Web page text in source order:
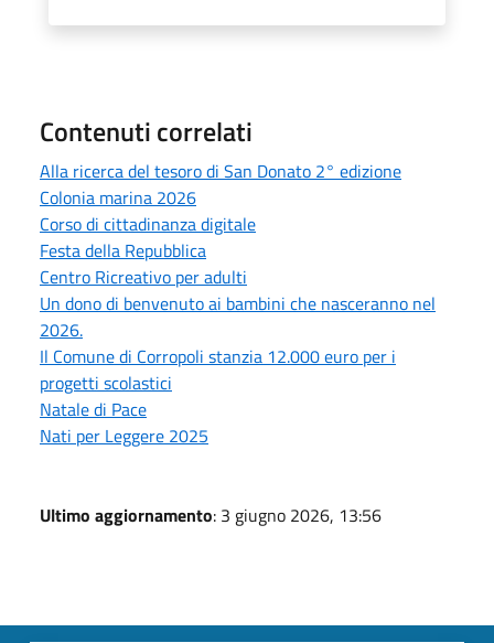
Contenuti correlati
Alla ricerca del tesoro di San Donato 2° edizione
Colonia marina 2026
Corso di cittadinanza digitale
Festa della Repubblica
Centro Ricreativo per adulti
Un dono di benvenuto ai bambini che nasceranno nel
2026.
Il Comune di Corropoli stanzia 12.000 euro per i
progetti scolastici
Natale di Pace
Nati per Leggere 2025
Ultimo aggiornamento: 3 giugno 2026, 13:56